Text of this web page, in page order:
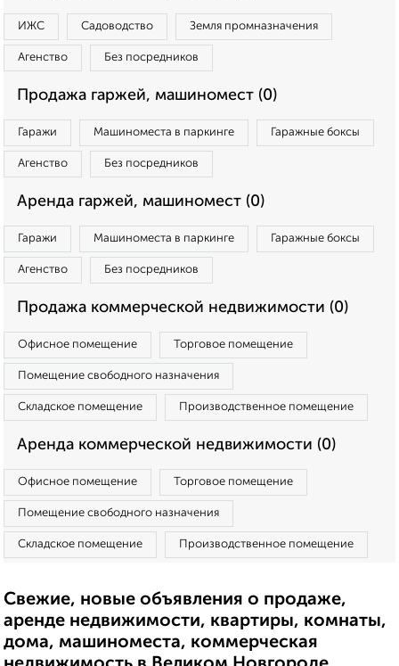
ИЖС Садоводство Земля промназначения
Агенство Без посредников
Продажа гаржей, машиномест (0)
Гаражи Машиноместа в паркинге Гаражные боксы
Агенство Без посредников
Аренда гаржей, машиномест (0)
Гаражи Машиноместа в паркинге Гаражные боксы
Агенство Без посредников
Продажа коммерческой недвижимости (0)
Офисное помещение Торговое помещение
Помещение свободного назначения
Складское помещение Производственное помещение
Аренда коммерческой недвижимости (0)
Офисное помещение Торговое помещение
Помещение свободного назначения
Складское помещение Производственное помещение
Свежие, новые объявления о продаже,
аренде недвижимости, квартиры, комнаты,
дома, машиноместа, коммерческая